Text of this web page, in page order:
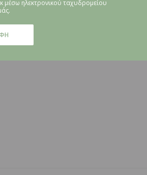
μέσω ηλεκτρονικού ταχυδρομείου
παράθυρο))